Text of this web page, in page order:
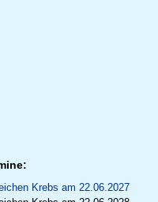
Krebs am 22.06.2027